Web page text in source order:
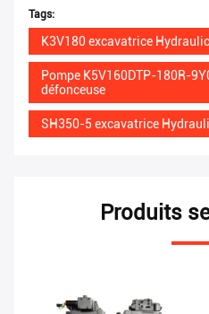
Tags:
K3V180 excavatrice
Pompe K5V160DTP-180R-
défonceuse
SH350-5 excavatrice
Produits